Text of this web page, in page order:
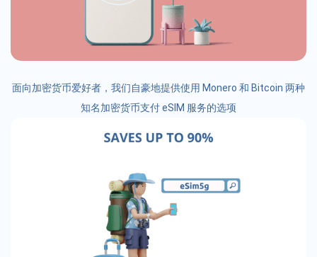
面向加密货币爱好者，我们自豪地提供使用 Monero 和 Bitcoin 两种
知名加密货币支付 eSIM 服务的选项